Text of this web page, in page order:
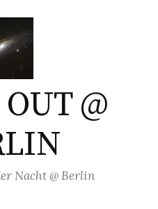
@
Nacht @ Berlin